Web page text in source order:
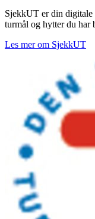
SjekkUT er din
turmål og hytter du har
Les mer om SjekkUT